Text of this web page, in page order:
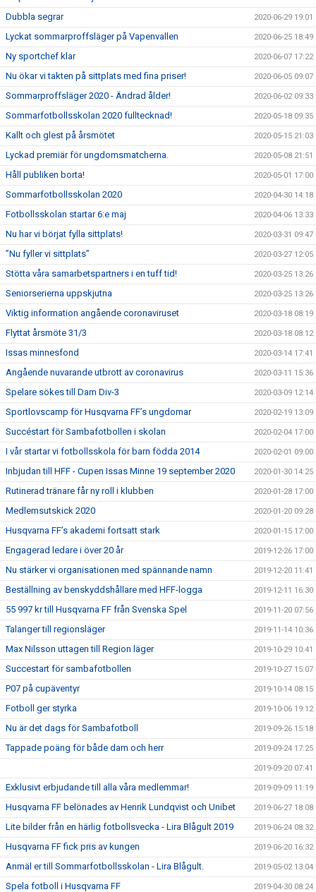
Dubbla segrar 2020-06-29 19:01
Lyckat sommarproffsläger på Vapenvallen 2020-06-25 18:49
Ny sportchef klar 2020-06-07 17:22
Nu ökar vi takten på sittplats med fina priser! 2020-06-05 09:07
Sommarproffsläger 2020 - Ändrad ålder! 2020-06-02 09:33
Sommarfotbollsskolan 2020 fulltecknad! 2020-05-18 09:35
Kallt och glest på årsmötet 2020-05-15 21:03
Lyckad premiär för ungdomsmatcherna. 2020-05-08 21:51
Håll publiken borta! 2020-05-01 17:00
Sommarfotbollsskolan 2020 2020-04-30 14:18
Fotbollsskolan startar 6:e maj 2020-04-06 13:33
Nu har vi börjat fylla sittplats! 2020-03-31 09:47
”Nu fyller vi sittplats” 2020-03-27 12:05
Stötta våra samarbetspartners i en tuff tid! 2020-03-25 13:26
Seniorserierna uppskjutna 2020-03-25 13:26
Viktig information angående coronaviruset 2020-03-18 08:19
Flyttat årsmöte 31/3 2020-03-18 08:12
Issas minnesfond 2020-03-14 17:41
Angående nuvarande utbrott av coronavirus 2020-03-11 15:36
Spelare sökes till Dam Div-3 2020-03-09 12:14
Sportlovscamp för Husqvarna FF’s ungdomar 2020-02-19 13:09
Succéstart för Sambafotbollen i skolan 2020-02-04 17:00
I vår startar vi fotbollsskola för barn födda 2014 2020-02-01 09:00
Inbjudan till HFF - Cupen Issas Minne 19 september 2020 2020-01-30 14:25
Rutinerad tränare får ny roll i klubben 2020-01-28 17:00
Medlemsutskick 2020 2020-01-20 09:28
Husqvarna FF’s akademi fortsatt stark 2020-01-15 17:00
Engagerad ledare i över 20 år 2019-12-26 17:00
Nu stärker vi organisationen med spännande namn 2019-12-20 11:41
Beställning av benskyddshållare med HFF-logga 2019-12-11 16:30
55 997 kr till Husqvarna FF från Svenska Spel 2019-11-20 07:56
Talanger till regionsläger 2019-11-14 10:36
Max Nilsson uttagen till Region läger 2019-10-29 10:41
Succestart för sambafotbollen 2019-10-27 15:07
P07 på cupäventyr 2019-10-14 08:15
Fotboll ger styrka 2019-10-06 19:12
Nu är det dags för Sambafotboll 2019-09-26 15:18
Tappade poäng för både dam och herr 2019-09-24 17:25
2019-09-20 07:41
Exklusivt erbjudande till alla våra medlemmar! 2019-09-09 11:19
Husqvarna FF belönades av Henrik Lundqvist och Unibet 2019-06-27 18:08
Lite bilder från en härlig fotbollsvecka - Lira Blågult 2019 2019-06-24 08:32
Husqvarna FF fick pris av kungen 2019-06-20 16:32
Anmäl er till Sommarfotbollsskolan - Lira Blågult. 2019-05-02 13:04
Spela fotboll i Husqvarna FF 2019-04-30 08:24